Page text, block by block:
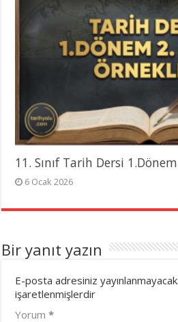
11. Sınıf Tarih Dersi 1.Dönem
6 Ocak 2026
Bir yanıt yazın
E-posta adresiniz yayınlanmayacak.
işaretlenmişlerdir
Yorum*